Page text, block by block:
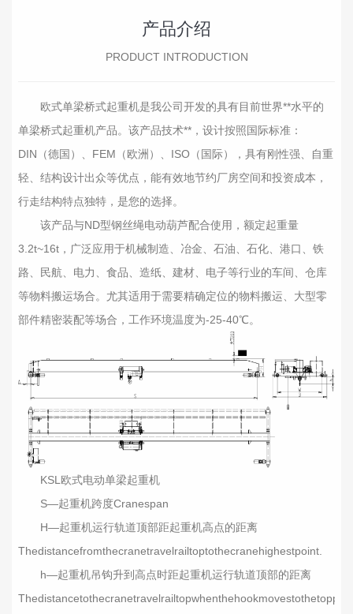
产品介绍
PRODUCT INTRODUCTION
欧式单梁桥式起重机是我公司开发的具有目前世界**水平的
单梁桥式起重机产品。该产品技术**，设计按照国际标准：
DIN（德国）、FEM（欧洲）、ISO（国际），具有刚性强、自重
轻、结构设计出众等优点，能有效地节约厂房空间和投资成本，
行走结构特点独特，是您的选择。
该产品与ND型钢丝绳电动葫芦配合使用，额定起重量
3.2t~16t，广泛应用于机械制造、冶金、石油、石化、港口、铁
路、民航、电力、食品、造纸、建材、电子等行业的车间、仓库
等物料搬运场合。尤其适用于需要精确定位的物料搬运、大型零
部件精密装配等场合，工作环境温度为-25-40℃。
KSL欧式电动单梁起重机
S—起重机跨度Cranespan
H—起重机运行轨道顶部距起重机高点的距离
Thedistancefromthecranetravelrailtoptothecranehighestpoint.
h—起重机吊钩升到高点时距起重机运行轨道顶部的距离